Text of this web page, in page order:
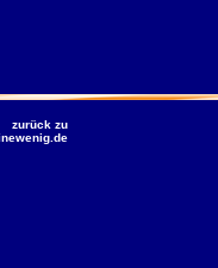
zurück zu